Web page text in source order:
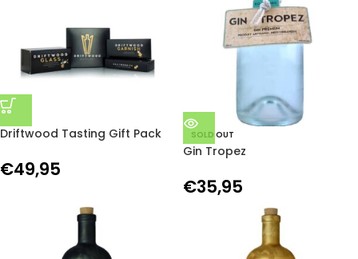
Driftwood Tasting Gift Pack
€49,95
SOLD OUT
Gin Tropez
€35,95